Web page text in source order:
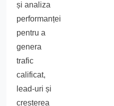
și analiza
performanței
pentru a
genera
trafic
calificat,
lead-uri și
creșterea